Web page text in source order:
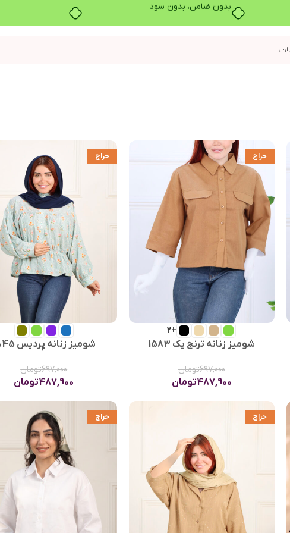
بدون ضامن، بدون سود
حراج
+2
شومیز زنانه ترنج یک 1583
697,000تومان
487,900تومان
حراج
شومیز زنانه پردیس 2045
697,000تومان
487,900تومان
حراج حراج